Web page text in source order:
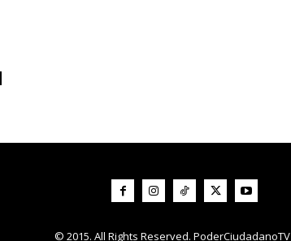
© 2015. All Rights Reserved. PoderCiudadanoTV